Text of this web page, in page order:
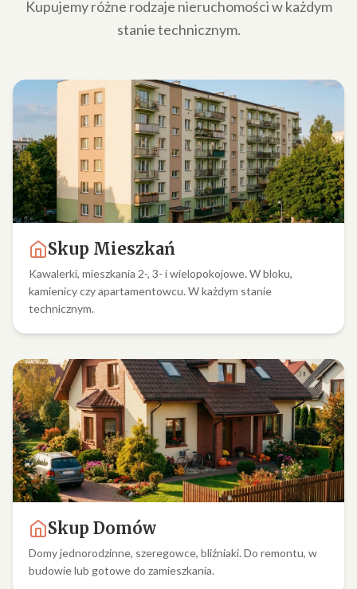
Kupujemy różne rodzaje nieruchomości w każdym
stanie technicznym.
Skup Mieszkań
Kawalerki, mieszkania 2-, 3- i wielopokojowe. W bloku,
kamienicy czy apartamentowcu. W każdym stanie
technicznym.
Skup Domów
Domy jednorodzinne, szeregowce, bliźniaki. Do remontu, w
budowie lub gotowe do zamieszkania.